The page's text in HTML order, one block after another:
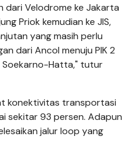
dari Velodrome ke Jakarta
Priok kemudian ke JIS,
yang masih perlu
dari Ancol menuju PIK 2
Soekarno-Hatta," tutur
konektivitas transportasi
sekitar 93 persen. Adapun
jalur loop yang